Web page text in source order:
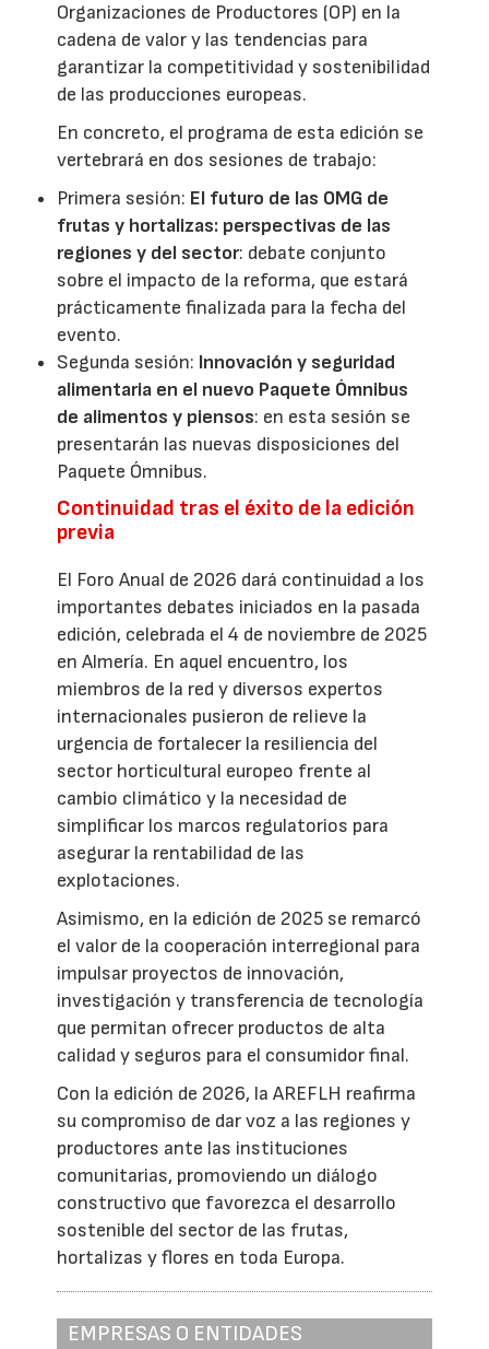
Organizaciones de Productores (OP) en la
cadena de valor y las tendencias para
garantizar la competitividad y sostenibilidad
de las producciones europeas.
En concreto, el programa de esta edición se
vertebrará en dos sesiones de trabajo:
Primera sesión: El futuro de las OMG de
frutas y hortalizas: perspectivas de las
regiones y del sector: debate conjunto
sobre el impacto de la reforma, que estará
prácticamente finalizada para la fecha del
evento.
Segunda sesión: Innovación y seguridad
alimentaria en el nuevo Paquete Ómnibus
de alimentos y piensos: en esta sesión se
presentarán las nuevas disposiciones del
Paquete Ómnibus.
Continuidad tras el éxito de la edición
previa
El Foro Anual de 2026 dará continuidad a los
importantes debates iniciados en la pasada
edición, celebrada el 4 de noviembre de 2025
en Almería. En aquel encuentro, los
miembros de la red y diversos expertos
internacionales pusieron de relieve la
urgencia de fortalecer la resiliencia del
sector horticultural europeo frente al
cambio climático y la necesidad de
simplificar los marcos regulatorios para
asegurar la rentabilidad de las
explotaciones.
Asimismo, en la edición de 2025 se remarcó
el valor de la cooperación interregional para
impulsar proyectos de innovación,
investigación y transferencia de tecnología
que permitan ofrecer productos de alta
calidad y seguros para el consumidor final.
Con la edición de 2026, la AREFLH reafirma
su compromiso de dar voz a las regiones y
productores ante las instituciones
comunitarias, promoviendo un diálogo
constructivo que favorezca el desarrollo
sostenible del sector de las frutas,
hortalizas y flores en toda Europa.
EMPRESAS O ENTIDADES